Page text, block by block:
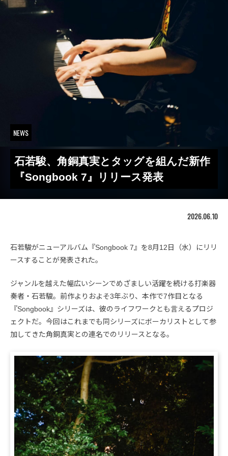
NEWS
石若駿、角銅真実とタッグを組んだ新作
『Songbook 7』リリース発表
2026.06.10
石若駿がニューアルバム『Songbook 7』を8月12日（水）にリリ
ースすることが発表された。
ジャンルを越えた幅広いシーンでめざましい活躍を続ける打楽器
奏者・石若駿。前作よりおよそ3年ぶり、本作で7作目となる
『Songbook』シリーズは、彼のライフワークとも言えるプロジ
ェクトだ。今回はこれまでも同シリーズにボーカリストとして参
加してきた角銅真実との連名でのリリースとなる。